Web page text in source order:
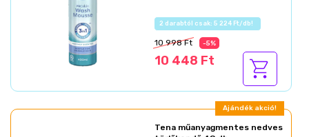
Az akció részletei
10 998 Ft -5%
10 448 Ft
Ajándék akció!
Tena műanyagmentes nedves